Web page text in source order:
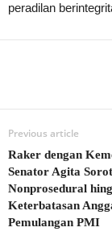
peradilan
Previous article
Raker dengan
Senator Agita
Nonprosedural
Keterbatasan
Pemulangan PMI